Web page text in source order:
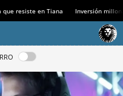
que resiste en Tiana Inversión